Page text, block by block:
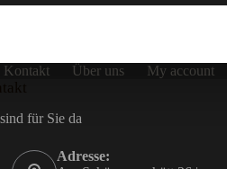
Kontakt Über uns
My account
für Sie da
Adresse: